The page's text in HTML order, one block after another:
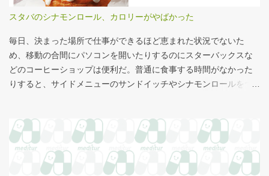
スタバのシナモンロール、カロリーがやばかった
毎日、決まった場所で仕事ができるほど恵まれた状況でないた
め、移動の合間にパソコンを開いたりするのにスターバックスな
どのコーヒーショップは便利だ。普通に食事する時間がなかった
りすると、サイドメニューのサンドイッチやシナモンロールをつ
気になっていた。お腹の肉がだいぶたるんできたのは、こいつの
せいもあるのではないかと。 シナモンロール 556kcal 出所：
http://www.starbucks.co.jp/allergy/pdf/allergen-food.pdf 調べてビ
ビった。これはまずい。下手な食事以上のカロリーだ。 この